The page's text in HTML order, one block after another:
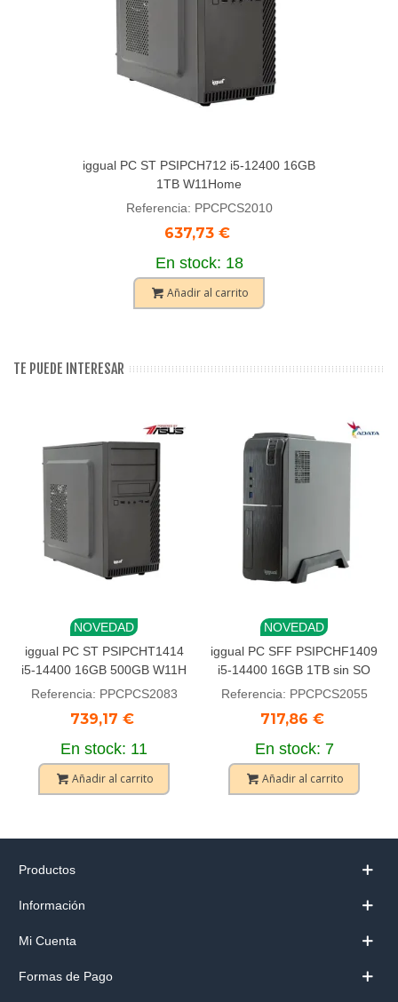
iggual PC ST PSIPCH712 i5-12400 16GB
1TB W11Home
Referencia: PPCPCS2010
637,73 €
En stock: 18
Añadir al carrito
TE PUEDE INTERESAR
NOVEDAD
iggual PC ST PSIPCHT1414
i5-14400 16GB 500GB W11H
Referencia: PPCPCS2083
739,17 €
En stock: 11
Añadir al carrito
NOVEDAD
iggual PC SFF PSIPCHF1409
i5-14400 16GB 1TB sin SO
Referencia: PPCPCS2055
717,86 €
En stock: 7
Añadir al carrito
Productos
Información
Mi Cuenta
Formas de Pago